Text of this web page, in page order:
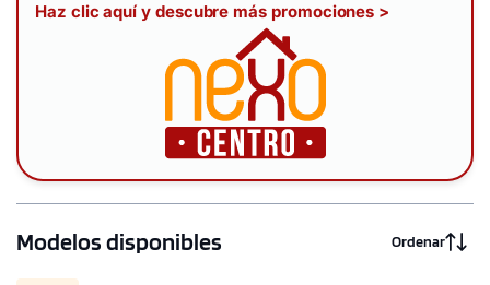
Haz clic aquí y descubre más promociones >
Modelos disponibles Ordenar